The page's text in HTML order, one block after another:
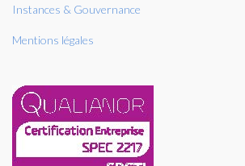
Instances & Gouvernance
Mentions légales